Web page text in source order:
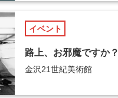
イベント
路上、お邪魔ですか？
金沢21世紀美術館